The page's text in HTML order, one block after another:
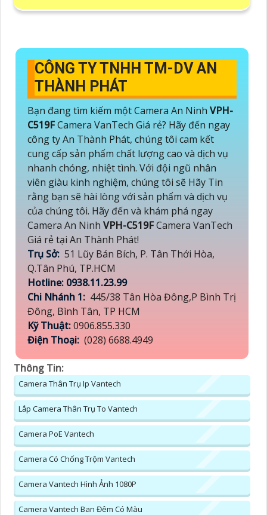
CÔNG TY TNHH TM-DV AN
THÀNH PHÁT
Bạn đang tìm kiếm một Camera An Ninh VPH-
C519FCamera VanTech Giá rẻ? Hãy đến ngay
công ty An Thành Phát, chúng tôi cam kết
cung cấp sản phẩm chất lượng cao và dịch vụ
nhanh chóng, nhiệt tình. Với đội ngũ nhân
viên giàu kinh nghiệm, chúng tôi sẽ Hãy Tin
rằng bạn sẽ hài lòng với sản phẩm và dịch vụ
của chúng tôi. Hãy đến và khám phá ngay
Camera An Ninh VPH-C519FCamera VanTech
Giá rẻ tại An Thành Phát!
Trụ Sở: 51 Lũy Bán Bích, P. Tân Thới Hòa,
Q.Tân Phú, TP.HCM
Hotline: 0938.11.23.99
Chi Nhánh 1: 445/38 Tân Hòa Đông,P Bình Trị
Đông, Bình Tân, TP HCM
Kỹ Thuật:0906.855.330
Điện Thoại: (028) 6688.4949
Thông Tin:
Camera Thân Trụ Ip Vantech
Lắp Camera Thân Trụ To Vantech
Camera PoE Vantech
Camera Có Chống Trộm Vantech
Camera Vantech Hình Ảnh 1080P
Camera Vantech Ban Đêm Có Màu